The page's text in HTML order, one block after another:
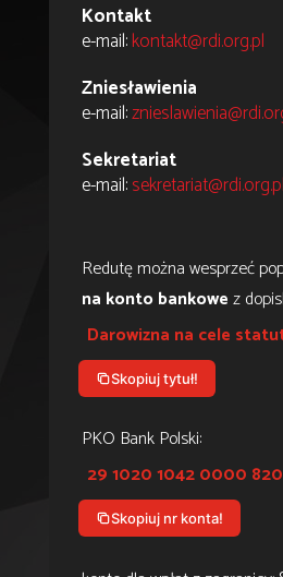
Kontakt
e-mail:kontakt@rdi.org.pl
Zniesławienia
e-mail:
Sekretariat
e-mail:sekretariat@rdi.org.pl
Redutę można wesprzeć
na konto bankowez
Darowizna na cele
Skopiuj tytuł!
PKO Bank Polski:
29 1020 1042 0000
Skopiuj nr konta!